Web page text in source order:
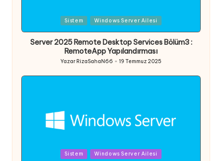
in
Sistem Windows Server Ailesi
Server 2025 Remote Desktop Services Bölüm3 :
RemoteApp Yapılandırması
Posted
by
Yazar RizaSahaN66 19 Temmuz 2025
Sistem Windows Server Ailesi